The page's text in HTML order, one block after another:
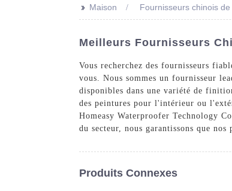
>> Maison Fournisseurs chinois
Meilleurs Fournisseurs
Vous recherchez des fournisseurs
vous. Nous sommes un fournisseur
disponibles dans une variété de
des peintures pour l'intérieur ou
Homeasy Waterproofer Technology
du secteur, nous garantissons que
Produits Connexes